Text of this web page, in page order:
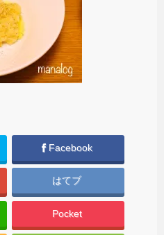
Facebook
はてブ
Pocket